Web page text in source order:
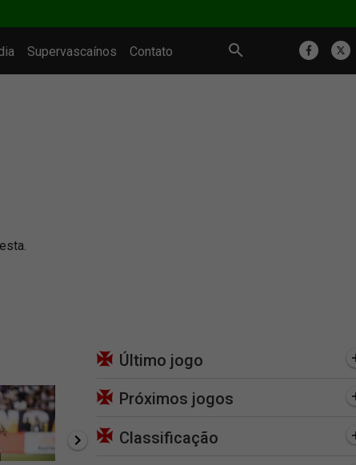
Supervascaínos Contato
Último jogo
Próximos jogos
Classificação